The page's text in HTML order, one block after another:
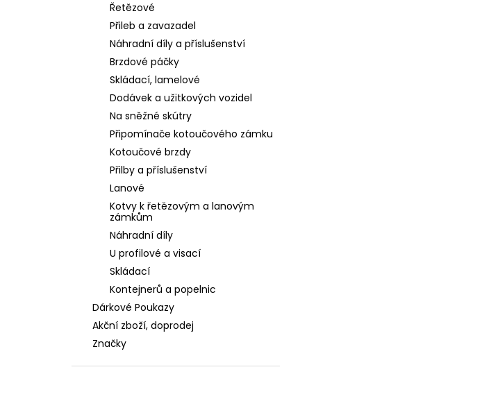
Řetězové
Přileb a zavazadel
Náhradní díly a příslušenství
Brzdové páčky
Skládací, lamelové
Dodávek a užitkových vozidel
Na sněžné skútry
Připomínače kotoučového zámku
Kotoučové brzdy
Přilby a příslušenství
Lanové
Kotvy k řetězovým a lanovým
zámkům
Náhradní díly
U profilové a visací
Skládací
Kontejnerů a popelnic
Dárkové Poukazy
Akční zboží, doprodej
Značky